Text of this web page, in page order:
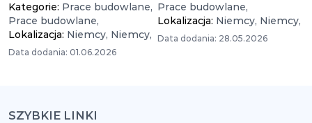
Kategorie: Prace budowlane,
Prace budowlane,
Lokalizacja: Niemcy, Niemcy,
Data dodania: 01.06.2026
Prace budowlane,
Lokalizacja: Niemcy, Niemcy,
Data dodania: 28.05.2026
SZYBKIE LINKI